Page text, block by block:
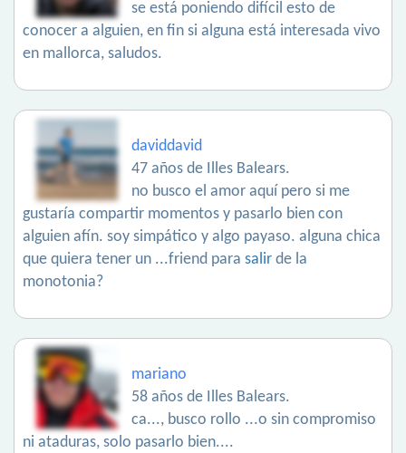
se está poniendo difícil esto de
conocer a alguien, en fin si alguna está interesada vivo
en mallorca, saludos.
daviddavid
47 años de Illes Balears.
no busco el amor aquí pero si me
gustaría compartir momentos y pasarlo bien con
alguien afín. soy simpático y algo payaso. alguna chica
que quiera tener un ...friend para salir de la
monotonia?
mariano
58 años de Illes Balears.
ca..., busco rollo ...o sin compromiso
ni ataduras, solo pasarlo bien....